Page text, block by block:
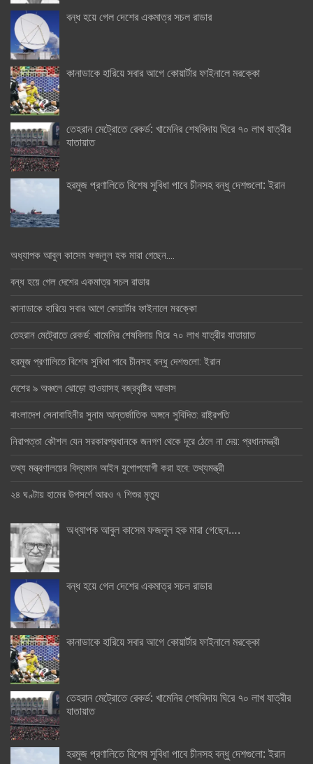
বন্ধ হয়ে গেল দেশের একমাত্র সচল রাডার
কানাডাকে হারিয়ে সবার আগে কোয়ার্টার ফাইনালে মরক্কো
তেহরান মেট্রোতে রেকর্ড: খামেনির শেষবিদায় ঘিরে ৭০ লাখ যাত্রীর
যাতায়াত
হরমুজ প্রণালিতে বিশেষ সুবিধা পাবে চীনসহ বন্ধু দেশগুলো: ইরান
অধ্যাপক আবুল কাসেম ফজলুল হক মারা গেছেন….
বন্ধ হয়ে গেল দেশের একমাত্র সচল রাডার
কানাডাকে হারিয়ে সবার আগে কোয়ার্টার ফাইনালে মরক্কো
তেহরান মেট্রোতে রেকর্ড: খামেনির শেষবিদায় ঘিরে ৭০ লাখ যাত্রীর যাতায়াত
হরমুজ প্রণালিতে বিশেষ সুবিধা পাবে চীনসহ বন্ধু দেশগুলো: ইরান
দেশের ৯ অঞ্চলে ঝোড়ো হাওয়াসহ বজ্রবৃষ্টির আভাস
বাংলাদেশ সেনাবাহিনীর সুনাম আন্তর্জাতিক অঙ্গনে সুবিদিত: রাষ্ট্রপতি
নিরাপত্তা কৌশল যেন সরকারপ্রধানকে জনগণ থেকে দূরে ঠেলে না দেয়: প্রধানমন্ত্রী
তথ্য মন্ত্রণালয়ের বিদ্যমান আইন যুগোপযোগী করা হবে: তথ্যমন্ত্রী
২৪ ঘণ্টায় হামের উপসর্গে আরও ৭ শিশুর মৃত্যু
অধ্যাপক আবুল কাসেম ফজলুল হক মারা গেছেন….
বন্ধ হয়ে গেল দেশের একমাত্র সচল রাডার
কানাডাকে হারিয়ে সবার আগে কোয়ার্টার ফাইনালে মরক্কো
তেহরান মেট্রোতে রেকর্ড: খামেনির শেষবিদায় ঘিরে ৭০ লাখ যাত্রীর
যাতায়াত
হরমুজ প্রণালিতে বিশেষ সুবিধা পাবে চীনসহ বন্ধু দেশগুলো: ইরান